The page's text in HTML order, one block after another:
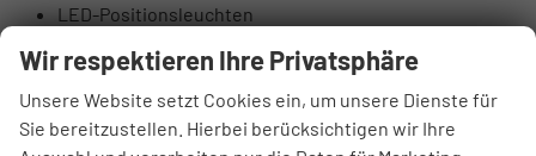
LED-Positionsleuchten
Nebelscheinwerfer hinten
Tönung der Scheiben
Beleuchteter Schminkspiegel
Lederlenkrad
Wir respektieren Ihre Privatsphäre
Unsere Website setzt Cookies ein, um unsere Dienste für
Sie bereitzustellen. Hierbei berücksichtigen wir Ihre